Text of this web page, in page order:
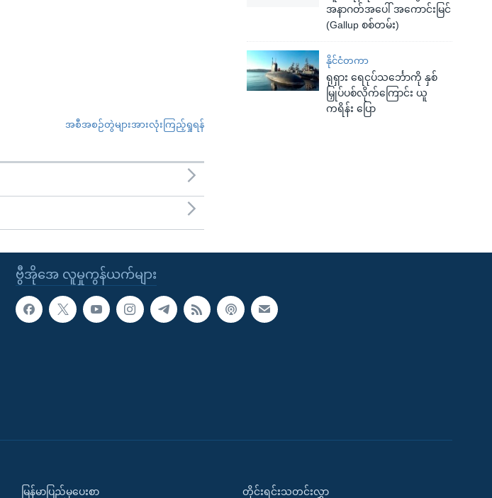
အနာဂတ်အပေါ် အကောင်းမြင်
(Gallup စစ်တမ်း)
နိုင်ငံတကာ
ရုရှား ရေငုပ်သင်္ဘောကို နှစ်
မြှုပ်ပစ်လိုက်ကြောင်း ယူ
ကရိန်း ပြော
အစီအစဉ်တွဲများအားလုံးကြည့်ရှုရန်
ဗွီအိုအေ လူမှုကွန်ယက်များ
မြန်မာပြည်မှပေးစာ တိုင်းရင်းသတင်းလွှာ